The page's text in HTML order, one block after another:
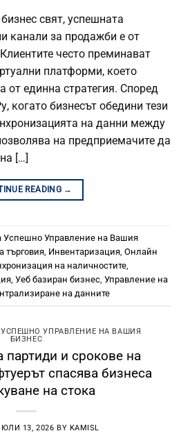
свят, успешната
канали за продажби е от
често преминават
платформи, което
от единна стратегия. Според
когато бизнесът обедини тези
на данни между
на предприемачите да
[…]
READING →
Успешно Управление на Вашия
търговия Инвентаризация Онлайн
на наличностите
Уеб базиран бизнес Управление на
на данните
УПРАВЛЕНИЕ НА ВАШИЯ
БИЗНЕС
партиди и срокове на
спасява бизнеса
на стока
ЮЛИ 13, 2026 BY KAMISL